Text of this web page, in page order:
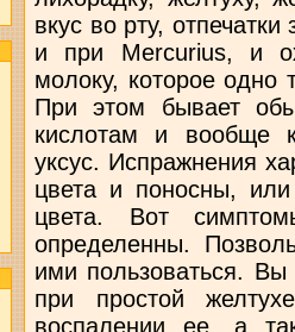
вкус во рту,
и при Mercurius, и
молоку, которое одно
При этом бывает
кислотам и вообще
уксус. Испражнения
цвета и поносны,
цвета. Вот
определенны.
ими пользоваться. Вы
при простой
воспалении ее, а